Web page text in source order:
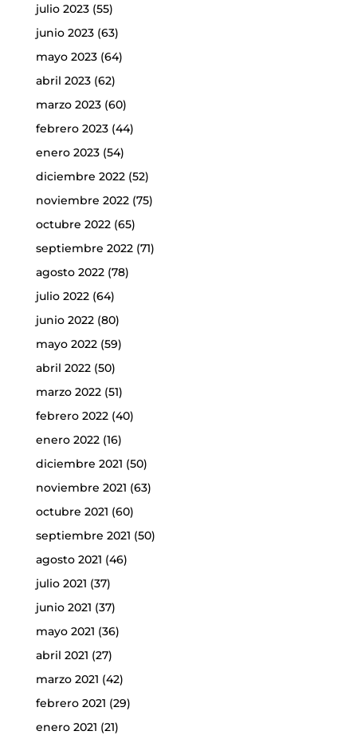
julio 2023(55)
junio 2023(63)
mayo 2023(64)
abril 2023(62)
marzo 2023(60)
febrero 2023(44)
enero 2023(54)
diciembre 2022(52)
noviembre 2022(75)
octubre 2022(65)
septiembre 2022(71)
agosto 2022(78)
julio 2022(64)
junio 2022(80)
mayo 2022(59)
abril 2022(50)
marzo 2022(51)
febrero 2022(40)
enero 2022(16)
diciembre 2021 (50)
noviembre 2021 (63)
octubre 2021 (60)
septiembre 2021 (50)
agosto 2021 (46)
julio 2021 (37)
junio 2021 (37)
mayo 2021 (36)
abril 2021 (27)
marzo 2021 (42)
febrero 2021 (29)
enero 2021 (21)